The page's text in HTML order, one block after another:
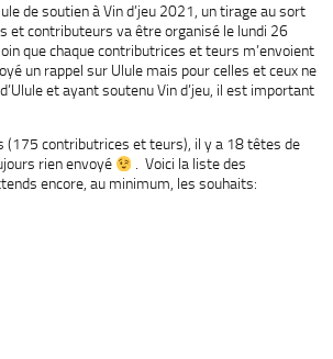
de soutien à Vin d’jeu 2021, un tirage au sort
et contributeurs va être organisé le lundi 26
que chaque contributrices et teurs m’envoient
un rappel sur Ulule mais pour celles et ceux ne
et ayant soutenu Vin d’jeu, il est important
(175 contributrices et teurs), il y a 18 têtes de
rien envoyé
. Voici la liste des
encore, au minimum, les souhaits: